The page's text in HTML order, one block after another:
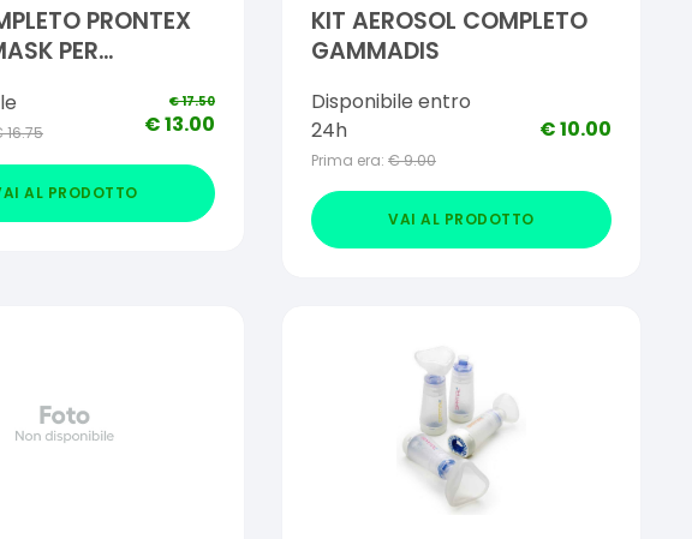
PRONTEX
PER
PLASTICA
PER ADULTI
NASALE
16.75
€17.50
€13.00
AL PRODOTTO
KIT AEROSOL COMPLETO
GAMMADIS
Disponibile entro
24h
Prima era: €9.00
€10.00
VAI AL PRODOTTO